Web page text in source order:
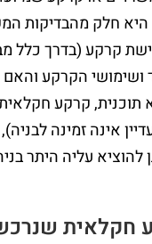
חלק מהבדיקות
קרקע (בדרך כלל
ושימושי הקרקע
תוכנית, קרקע
אינה זמינה
להוציא עליה היתר
חקלאית